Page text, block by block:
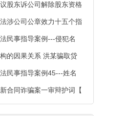
股东诉公司解除股东资格
涉公司公章效力十五个指
民事指导案例---侵犯名
的因果关系 洪某骗取贷
民事指导案例45---姓名
合同诈骗案一审辩护词【